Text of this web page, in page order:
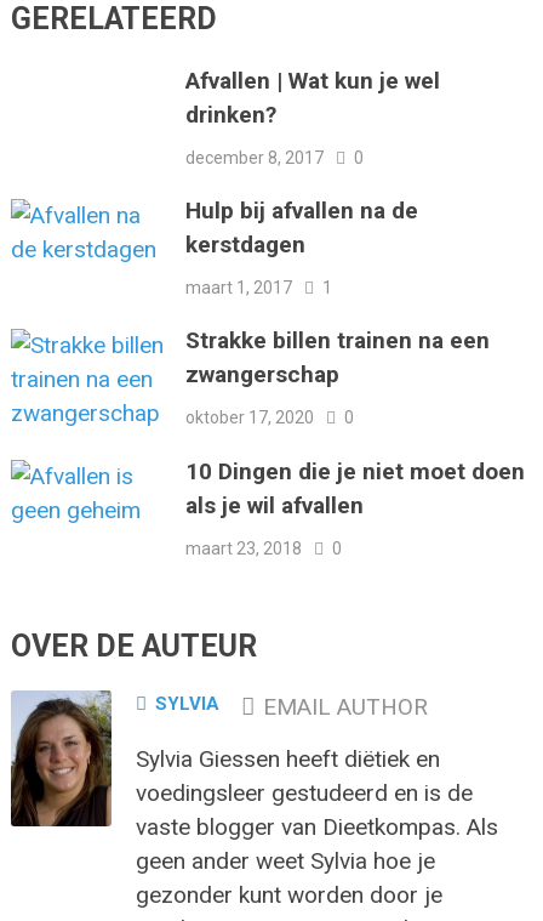
GERELATEERD
Afvallen | Wat kun je wel
drinken?
december 8, 2017 0
Hulp bij afvallen na de
kerstdagen
maart 1, 2017 1
Strakke billen trainen na een
zwangerschap
oktober 17, 2020 0
10 Dingen die je niet moet doen
als je wil afvallen
maart 23, 2018 0
OVER DE AUTEUR
SYLVIA
EMAIL AUTHOR
Sylvia Giessen heeft diëtiek en
voedingsleer gestudeerd en is de
vaste blogger van Dieetkompas. Als
geen ander weet Sylvia hoe je
gezonder kunt worden door je